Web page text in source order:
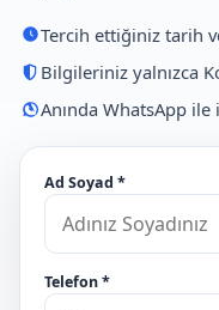
Tercih ettiğiniz tarih
Bilgileriniz yalnızca
Anında WhatsApp ile
Ad Soyad *
Telefon *